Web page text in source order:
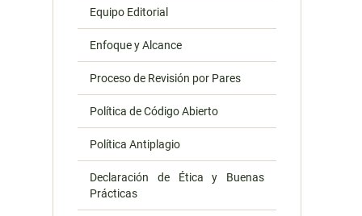
Equipo Editorial
Enfoque y Alcance
Proceso de Revisión por Pares
Política de Código Abierto
Política Antiplagio
Declaración de Ética y Buenas
Prácticas